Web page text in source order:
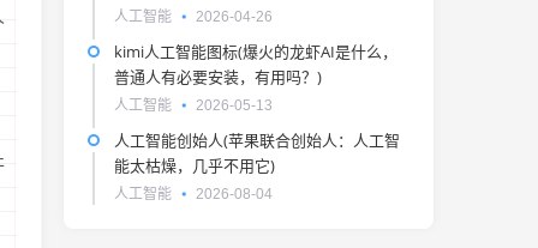
上岗8小时)
人工智能 2026-04-26
kimi人工智能图标(爆火的龙虾AI是什么，
普通人有必要安装，有用吗？)
人工智能 2026-05-13
人工智能创始人(苹果联合创始人：人工智
能太枯燥，几乎不用它)
人工智能 2026-08-04